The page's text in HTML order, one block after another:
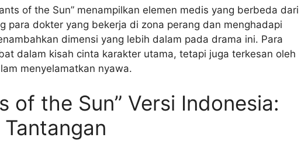
of the Sun” menampilkan elemen medis yang berbeda dari
para dokter yang bekerja di zona perang dan menghadapi
dimensi yang lebih dalam pada drama ini. Para
dalam kisah cinta karakter utama, tetapi juga terkesan oleh
menyelamatkan nyawa.
of the Sun” Versi Indonesia: